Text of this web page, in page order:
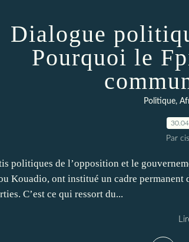
Dialogue
Pourquoi le
Politique,
Par
politiques de l’opposition et le
Kouadio, ont institué un cadre
C’est ce qui ressort du...